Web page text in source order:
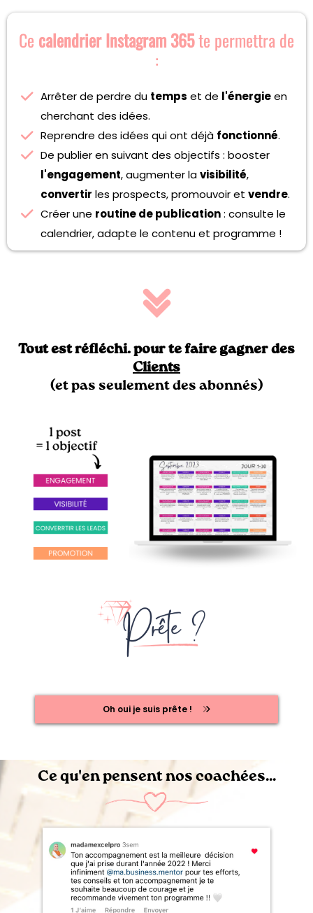
Ce calendrier Instagram 365te permettra de
:
Arrêter de perdre du temps et de l'énergieen
cherchant des idées.
Reprendre des idées qui ont déjà fonctionné.
De publier en suivant des objectifs : booster
l'engagement, augmenter lavisibilité,
convertir les prospects, promouvoir et vendre.
Créer une routine de publication: consulte le
calendrier, adapte le contenu et programme !
Tout est réfléchi. pour te faire gagner des
Clients
(et pas seulement des abonnés)
Oh oui je suis prête !
Ce qu'en pensent nos coachées...